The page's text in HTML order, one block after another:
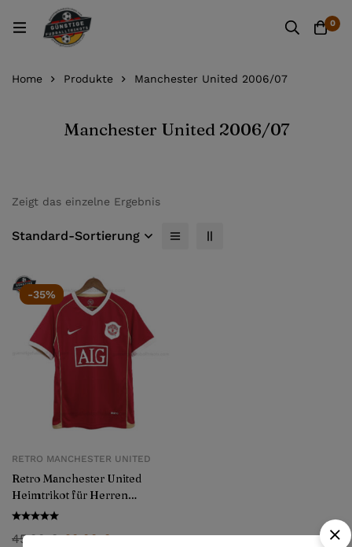
0
Home Produkte Manchester United 2006/07
Manchester United 2006/07
Zeigt das einzelne Ergebnis
Standard-Sortierung
-35%
RETRO MANCHESTER UNITED
Retro Manchester United
Heimtrikot für Herren
2006/07
45,99€ 29,99€